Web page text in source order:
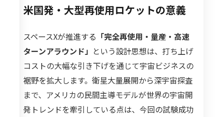
米国発・大型再使用ロケットの意義
スペースXが推進する 「完全再使用・量産・高速
ターンアラウンド」 という設計思想は、打ち上げ
コストの大幅な引き下げを通じて宇宙ビジネスの
裾野を拡大します。衛星大量展開から深宇宙探査
まで、アメリカの民間主導モデルが世界の宇宙開
発トレンドを牽引している点は、今回の試験成功